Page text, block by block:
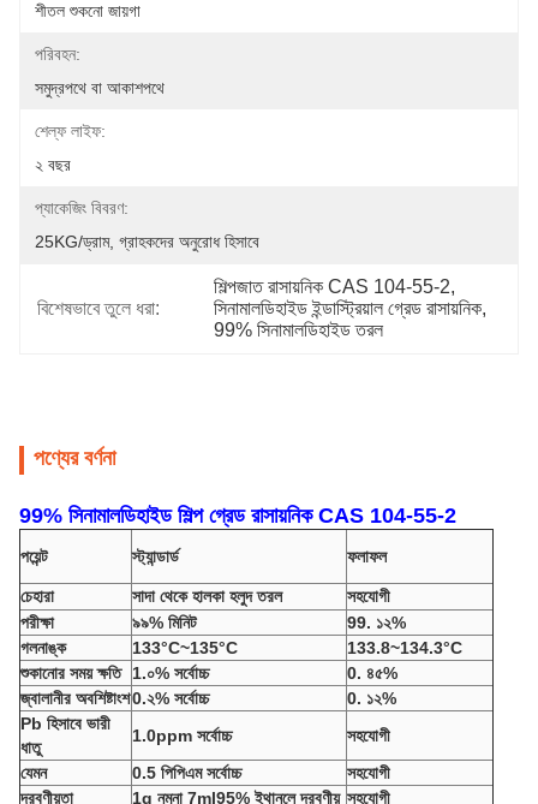
শীতল শুকনো জায়গা
পরিবহন:
সমুদ্রপথে বা আকাশপথে
শেল্ফ লাইফ:
২ বছর
প্যাকেজিং বিবরণ:
25KG/ড্রাম, গ্রাহকদের অনুরোধ হিসাবে
বিশেষভাবে তুলে ধরা:
শিল্পজাত রাসায়নিক CAS 104-55-2,
সিনামালডিহাইড ইন্ডাস্ট্রিয়াল গ্রেড রাসায়নিক,
99% সিনামালডিহাইড তরল
পণ্যের বর্ণনা
99% সিনামালডিহাইড শিল্প গ্রেড রাসায়নিক CAS 104-55-2
পয়েন্ট স্ট্যান্ডার্ড ফলাফল
চেহারা সাদা থেকে হালকা হলুদ তরল
সহযোগী
পরীক্ষা
৯৯% মিনিট
99. ১২%
গলনাঙ্ক
133°C~135°C 133.8~134.3°C
শুকানোর সময় ক্ষতি
1.০% সর্বোচ্চ
0. ৪৫%
জ্বালানীর অবশিষ্টাংশ0.২% সর্বোচ্চ
0. ১২%
Pb হিসাবে ভারী
ধাতু
1.0ppm সর্বোচ্চ
সহযোগী
যেমন
0.5 পিপিএম সর্বোচ্চ
সহযোগী
দ্রবণীয়তা
1g নমুনা 7ml95% ইথানলে দ্রবণীয় সহযোগী